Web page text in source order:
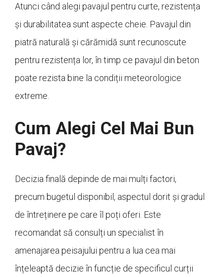
Atunci când alegi pavajul pentru curte, rezistența
și durabilitatea sunt aspecte cheie. Pavajul din
piatră naturală și cărămidă sunt recunoscute
pentru rezistența lor, în timp ce pavajul din beton
poate rezista bine la condiții meteorologice
extreme.
Cum Alegi Cel Mai Bun
Pavaj?
Decizia finală depinde de mai mulți factori,
precum bugetul disponibil, aspectul dorit și gradul
de întreținere pe care îl poți oferi. Este
recomandat să consulți un specialist în
amenajarea peisajului pentru a lua cea mai
înțeleaptă decizie în funcție de specificul curții